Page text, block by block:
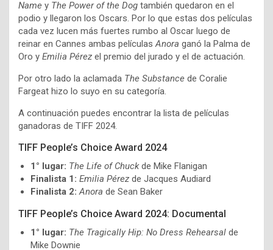
Name y The Power of the Dog también quedaron en el
podio y llegaron los Oscars. Por lo que estas dos películas
cada vez lucen más fuertes rumbo al Oscar luego de
reinar en Cannes ambas películasAnora ganó la Palma de
Oro y Emilia Pérez el premio del jurado y el de actuación.
Por otro lado la aclamada The Substance de Coralie
Fargeat hizo lo suyo en su categoría.
A continuación puedes encontrar la lista de películas
ganadoras de TIFF 2024.
TIFF People’s Choice Award 2024
1° lugar: The Life of Chuckde Mike Flanigan
Finalista 1: Emilia Pérez de Jacques Audiard
Finalista 2: Anora de Sean Baker
TIFF People’s Choice Award 2024: Documental
1° lugar: The Tragically Hip: No Dress Rehearsal de
Mike Downie